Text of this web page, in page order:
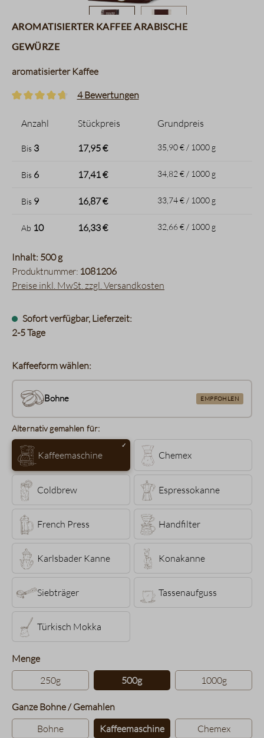
aromatisierter Kaffee arabische
Gewürze
aromatisierter Kaffee
4 Bewertungen
Anzahl Stückpreis Grundpreis
Bis 3 17,95 € 35,90 € / 1000 g
Bis 6 17,41 € 34,82 € / 1000 g
Bis 9 16,87 € 33,74 € / 1000 g
Ab 10 16,33 € 32,66 € / 1000 g
Inhalt: 500 g
Produktnummer: 1081206
Preise inkl. MwSt. zzgl. Versandkosten
Sofort verfügbar, Lieferzeit:
2-5 Tage
Kaffeeform wählen:
Bohne EMPFOHLEN
Alternativ gemahlen für:
Kaffeemaschine Chemex
Coldbrew Espressokanne
French Press Handfilter
Karlsbader Kanne Konakanne
Siebträger Tassenaufguss
Türkisch Mokka
Mengeauswählen
250g
500g 1000g
Ganze Bohne / Gemahlenauswählen
Bohne
Kaffeemaschine Chemex